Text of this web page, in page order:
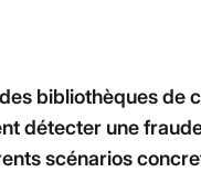
Découpage
intelligent
bibliothèques de
détecter une
scénarios